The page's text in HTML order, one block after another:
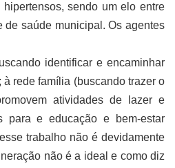
sendo um elo entre
de saúde municipal. Os agentes
identificar e encaminhar
à rede família (buscando trazer o
atividades de lazer e
para e educação e bem-estar
trabalho não é devidamente
não é a ideal e como diz